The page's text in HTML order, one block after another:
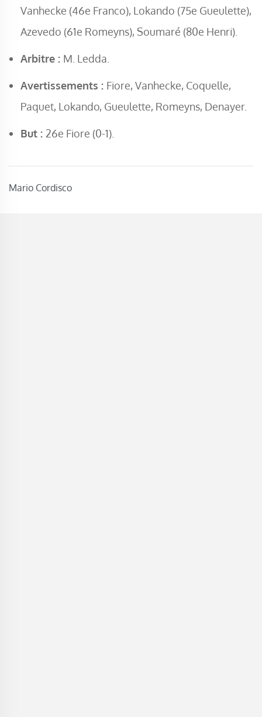
Mario Cordisco
Vanhecke (46e Franco), Lokando (75e Gueulette),
Azevedo (61e Romeyns), Soumaré (80e Henri).
Arbitre : M. Ledda.
Avertissements : Fiore, Vanhecke, Coquelle,
Paquet, Lokando, Gueulette, Romeyns, Denayer.
But : 26e Fiore (0-1).